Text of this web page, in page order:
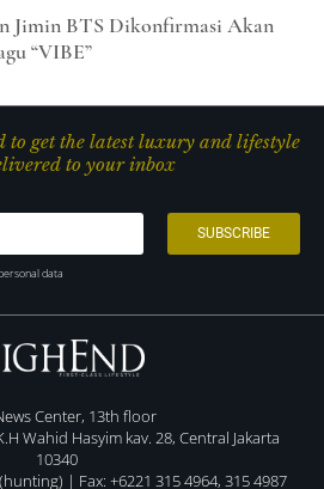
Jimin BTS Dikonfirmasi Akan
“VIBE”
to get the latest luxury and lifestyle
to your inbox
data
Center, 13th floor
Wahid Hasyim kav. 28, Central Jakarta
10340
| Fax: +6221 315 4964, 315 4987